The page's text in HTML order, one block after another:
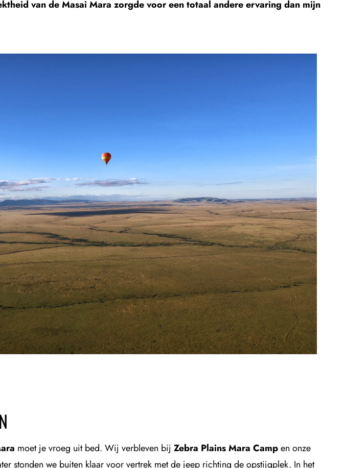
van de Masai Mara zorgde voor een totaal andere ervaring dan mijn
moet je vroeg uit bed. Wij verbleven bij Zebra Plains Mara Campen onze
stonden we buiten klaar voor vertrek met de jeep richting de opstijgplek. In het